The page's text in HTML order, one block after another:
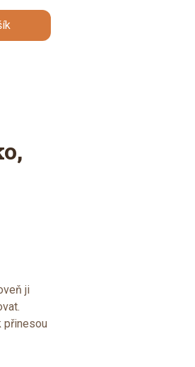
ji
přinesou